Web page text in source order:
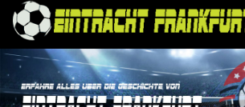
Skip
content